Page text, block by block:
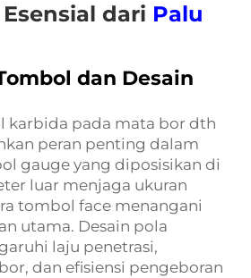
dari Palu
dan Desain
karbida pada mata bor dth
peran penting dalam
gauge yang diposisikan di
luar menjaga ukuran
tombol face menangani
utama. Desain pola
laju penetrasi,
dan efisiensi pengeboran